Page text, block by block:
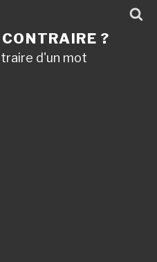
?
d'un mot